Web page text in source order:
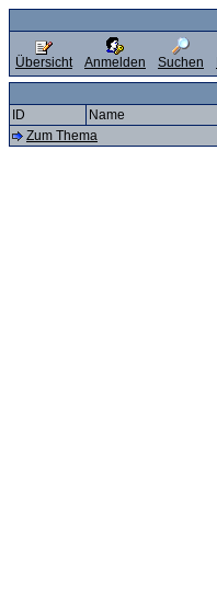
Übersicht Anmelden Suchen
ID Name
Zum Thema